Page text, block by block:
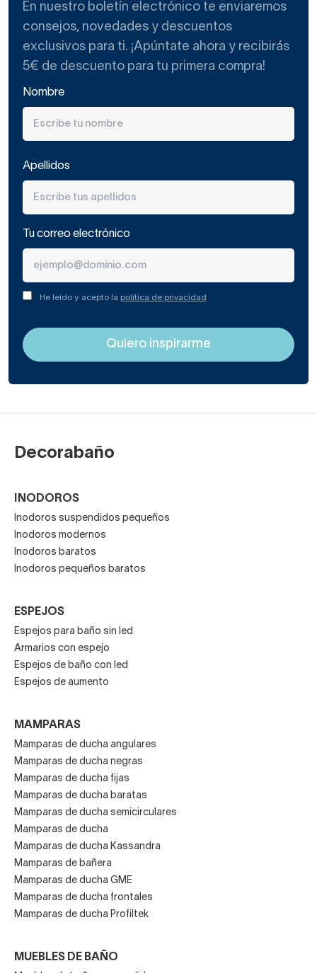
En nuestro boletín electrónico te enviaremos
consejos, novedades y descuentos
exclusivos para ti. ¡Apúntate ahora y recibirás
5€ de descuento para tu primera compra!
Nombre
Apellidos
Tu correo electrónico
He leído y acepto la política de privacidad
Decorabaño
INODOROS
Inodoros suspendidos pequeños
Inodoros modernos
Inodoros baratos
Inodoros pequeños baratos
ESPEJOS
Espejos para baño sin led
Armarios con espejo
Espejos de baño con led
Espejos de aumento
MAMPARAS
Mamparas de ducha angulares
Mamparas de ducha negras
Mamparas de ducha fijas
Mamparas de ducha baratas
Mamparas de ducha semicirculares
Mamparas de ducha
Mamparas de ducha Kassandra
Mamparas de bañera
Mamparas de ducha GME
Mamparas de ducha frontales
Mamparas de ducha Profiltek
MUEBLES DE BAÑO